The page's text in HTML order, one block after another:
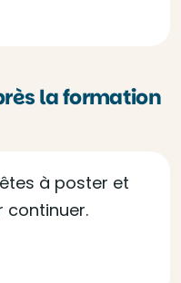
la formation
à poster et
continuer.